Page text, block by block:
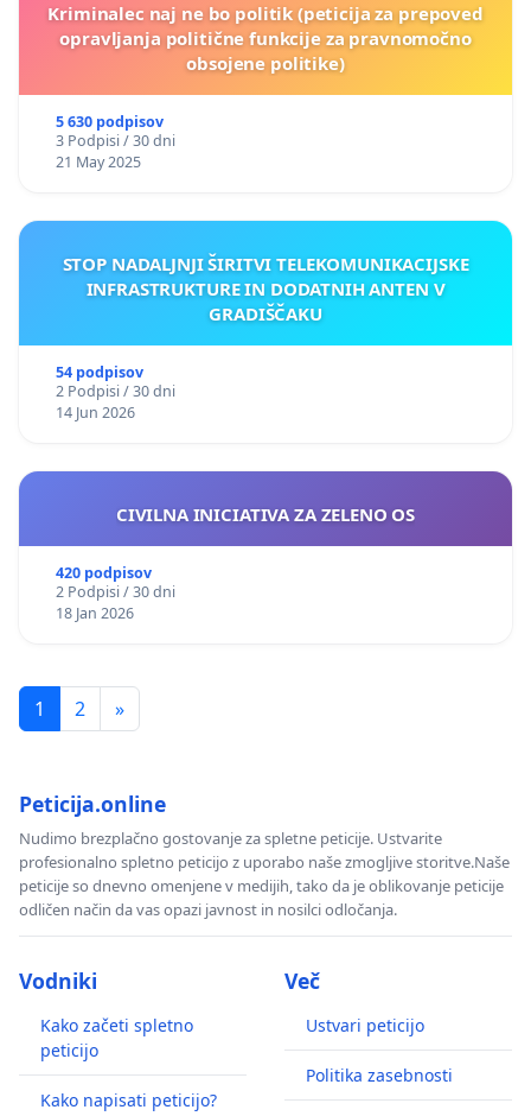
Kriminalec naj ne bo politik (peticija za prepoved
opravljanja politične funkcije za pravnomočno
obsojene politike)
5 630 podpisov
3 Podpisi / 30 dni
21 May 2025
STOP NADALJNJI ŠIRITVI TELEKOMUNIKACIJSKE
INFRASTRUKTURE IN DODATNIH ANTEN V
GRADIŠČAKU
54 podpisov
2 Podpisi / 30 dni
14 Jun 2026
CIVILNA INICIATIVA ZA ZELENO OS
420 podpisov
2 Podpisi / 30 dni
18 Jan 2026
1 2 »
Peticija.online
Nudimo brezplačno gostovanje za spletne peticije. Ustvarite
profesionalno spletno peticijo z uporabo naše zmogljive storitve.Naše
peticije so dnevno omenjene v medijih, tako da je oblikovanje peticije
odličen način da vas opazi javnost in nosilci odločanja.
Vodniki
Kako začeti spletno
peticijo
Kako napisati peticijo?
Več
Ustvari peticijo
Politika zasebnosti